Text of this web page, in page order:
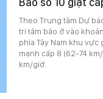
Theo Trung tâm Dự
trí tâm bão ở vào
phía Tây Nam khu
mạnh cấp 8 (62-74
km/giờ.